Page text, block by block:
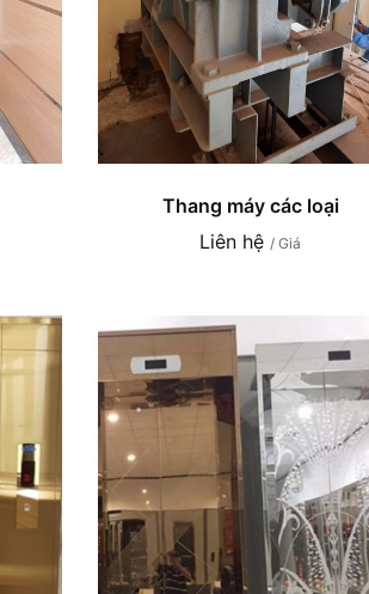
Thang máy các loại
Liên hệ / Giá